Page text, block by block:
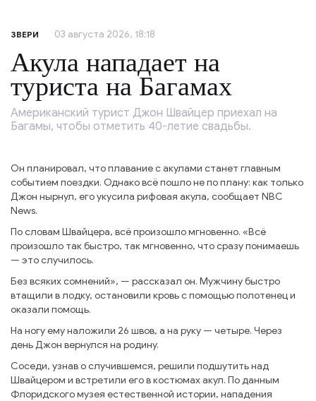
ЗВЕРИ 03 августа 2026, 18:18
Акула нападает на
туриста на Багамах
Американский турист Джон Швайцер приехал на
Багамы, чтобы отметить 40-летие свадьбы.
Он планировал, что плавание с акулами станет главным
событием поездки. Однако всё пошло не по плану: как только
Джон нырнул, его укусила рифовая акула, сообщает NBC
News.
По словам Швайцера, всё произошло мгновенно. «Всё
произошло так быстро, так мгновенно, что сразу понимаешь
— это случилось.
Без всяких сомнений», — рассказал он. Мужчину быстро
втащили в лодку, остановили кровь с помощью полотенец и
оказали помощь.
На ногу ему наложили 26 швов, а на руку — четыре. Через
день Джон вернулся на родину.
Соседи, узнав о случившемся, решили подшутить над
Швайцером и встретили его в костюмах акул. По данным
Флоридского музея естественной истории, нападения